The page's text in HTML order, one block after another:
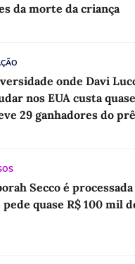
da morte da criança
onde Davi
nos EUA custa
29 ganhadores do
Secco é
pede quase R$ 100 mil